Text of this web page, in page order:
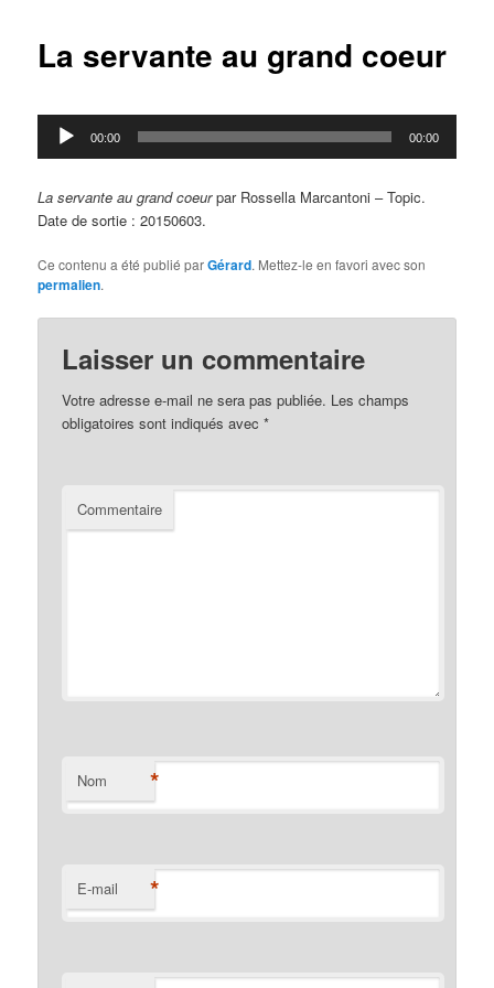
La servante au grand coeur
Lecteur
audio
00:00 00:00
La servante au grand coeurpar Rossella Marcantoni – Topic.
Date de sortie : 20150603.
Ce contenu a été publié parGérard. Mettez-le en favori avec son
permalien.
Laisser un commentaire
Votre adresse e-mail ne sera pas publiée. Les champs
obligatoires sont indiqués avec*
Commentaire
Nom *
E-mail *